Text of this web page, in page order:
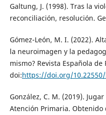
Galtung, J. (1998). Tras la
reconciliación, resolución.
Gómez-León, M. I. (2022).
la neuroimagen y la
mismo? Revista Española
doi:https://doi.org/10.22550/
González, C. M. (2019).
Atención Primaria. Obtenido